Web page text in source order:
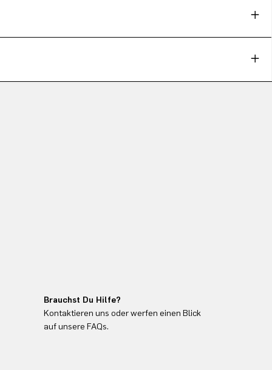
Brauchst Du Hilfe?
Kontaktieren uns oder werfen einen Blick
auf unsere FAQs.